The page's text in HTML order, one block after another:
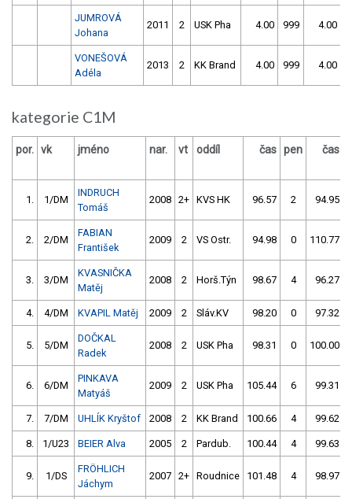
JUMROVÁ
Johana
2011 2 USK Pha 4.00 999 4.00
VONEŠOVÁ
Adéla
2013 2 KK Brand 4.00 999 4.00
kategorie C1M
por. vk jméno nar. vt oddíl čas pen čas
1. 1/DM
INDRUCH
Tomáš
2008 2+ KVS HK 96.57 2 94.95
2. 2/DM
FABIAN
František
2009 2 VS Ostr. 94.98 0 110.77
3. 3/DM
KVASNIČKA
Matěj
2008 2 Horš.Týn 98.67 4 96.27
4. 4/DM KVAPIL Matěj 2009 2 Sláv.KV 98.20 0 97.32
5. 5/DM
DOČKAL
Radek
2008 2 USK Pha 98.31 0 100.00
6. 6/DM
PINKAVA
Matyáš
2009 2 USK Pha 105.44 6 99.31
7. 7/DM UHLÍK Kryštof 2008 2 KK Brand 100.66 4 99.62
8. 1/U23 BEIER Alva 2005 2 Pardub. 100.44 4 99.63
9. 1/DS
FRÖHLICH
Jáchym
2007 2+ Roudnice 101.48 4 98.97